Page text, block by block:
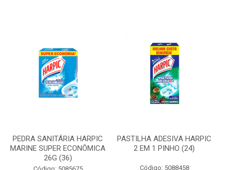
PEDRA SANITÁRIA HARPIC
MARINE SUPER ECONÔMICA
26G (36)
PASTILHA ADESIVA HARPIC
2 EM 1 PINHO (24)
Código: 5088458